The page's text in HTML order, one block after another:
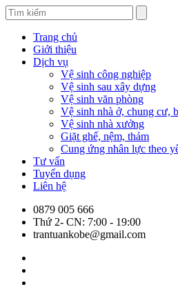
Trang chủ
Giới thiệu
Dịch vụ
Vệ sinh công nghiệp
Vệ sinh sau xây dựng
Vệ sinh văn phòng
Vệ sinh nhà ở, chung cư,
Vệ sinh nhà xưởng
Giặt ghế, nệm, thảm
Cung ứng nhân lực theo
Tư vấn
Tuyển dụng
Liên hệ
0879 005 666
Thứ 2- CN: 7:00 - 19:00
trantuankobe@gmail.com